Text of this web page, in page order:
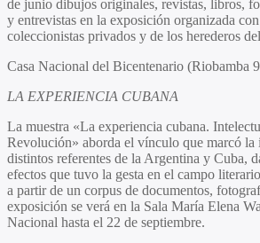
de junio dibujos originales, revistas, libros,
y entrevistas en la exposición organizada
coleccionistas privados y de los herederos
Casa Nacional del Bicentenario (Riobamba
LA EXPERIENCIA CUBANA
La muestra «La experiencia cubana.
Revolución» aborda el vínculo que marcó la
distintos referentes de la Argentina y Cuba,
efectos que tuvo la gesta en el campo
a partir de un corpus de documentos,
exposición se verá en la Sala María Elena
Nacional hasta el 22 de septiembre.